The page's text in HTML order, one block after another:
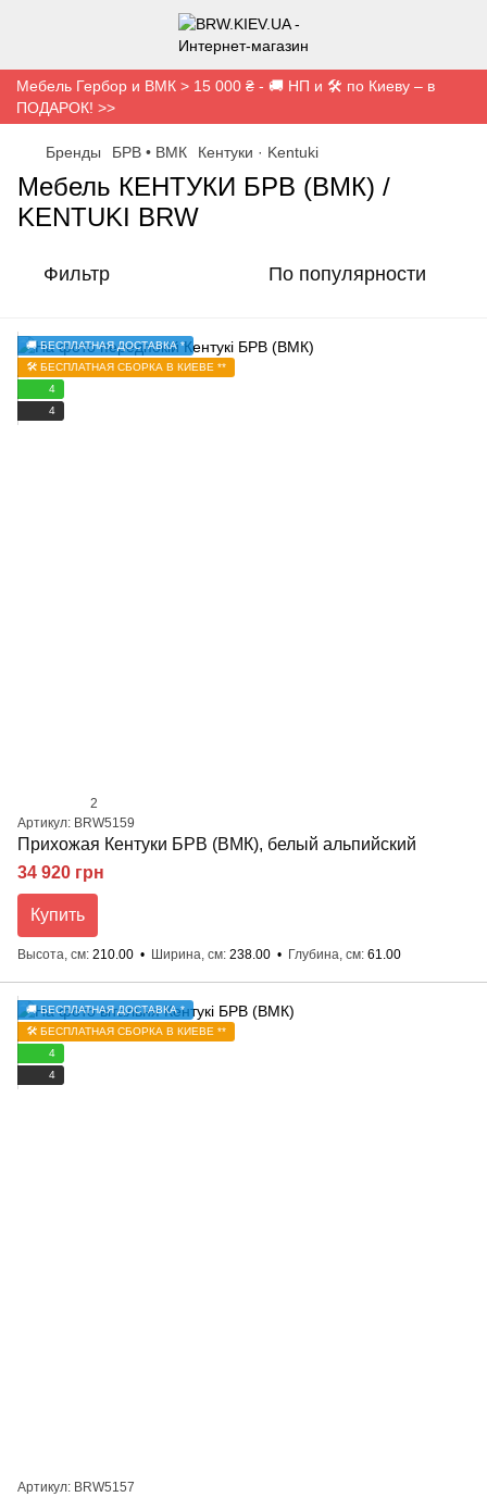
Мебель Гербор и ВМК > 15 000 ₴ - 🚚 НП и 🛠️ по Киеву – в
ПОДАРОК! >>
Бренды БРВ • ВМК Кентуки · Kentuki
Мебель КЕНТУКИ БРВ (ВМК) /
KENTUKI BRW
Фильтр По популярности
🚚 БЕСПЛАТНАЯ ДОСТАВКА *
🛠️ БЕСПЛАТНАЯ СБОРКА В КИЕВЕ **
4
4
2
Артикул: BRW5159
Прихожая Кентуки БРВ (ВМК), белый альпийский
34 920 грн
Купить
Высота, см 210.00 Ширина, см 238.00 Глубина, см 61.00
🚚 БЕСПЛАТНАЯ ДОСТАВКА *
🛠️ БЕСПЛАТНАЯ СБОРКА В КИЕВЕ **
4
4
Артикул: BRW5157